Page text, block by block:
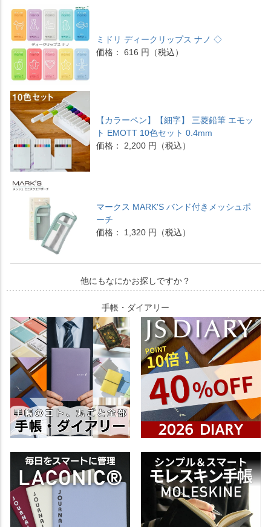
ミドリ ディークリップス ナノ ◇
価格： 616 円（税込）
【カラーペン】【細字】 三菱鉛筆 エモッ
ト EMOTT 10色セット 0.4mm
価格： 2,200 円（税込）
マークス MARK'S バンド付きメッシュポ
ーチ
価格： 1,320 円（税込）
他にもなにかお探しですか？
手帳・ダイアリー